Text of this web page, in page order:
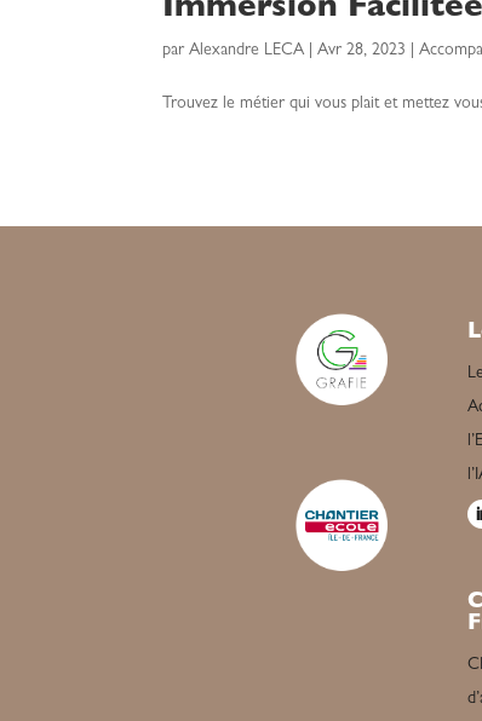
Immersion Facilitée
parAlexandre LECA |Avr 28, 2023 |
Trouvez le métier qui vous plait et mettez